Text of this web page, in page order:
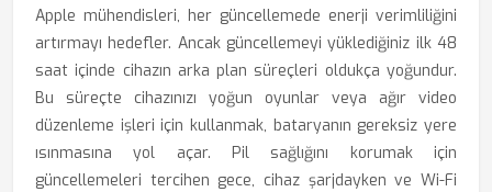
Apple mühendisleri, her güncellemede enerji verimliliğini
artırmayı hedefler. Ancak güncellemeyi yüklediğiniz ilk 48
saat içinde cihazın arka plan süreçleri oldukça yoğundur.
Bu süreçte cihazınızı yoğun oyunlar veya ağır video
düzenleme işleri için kullanmak, bataryanın gereksiz yere
ısınmasına yol açar. Pil sağlığını korumak için
güncellemeleri tercihen gece, cihaz şarjdayken ve Wi-Fi